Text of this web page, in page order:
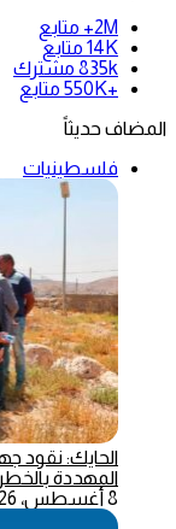
2M+
متابع
14K متابع
835k مشترك
+550K
متابع
المضاف حديثاً
فلسطينيات
الحايك: نقود
المهددة بالخطر
8 أغسطس، 2026